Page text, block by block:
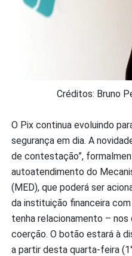
Créditos: Bruno
O Pix continua evoluindo
segurança em dia. A
de contestação”,
autoatendimento do
(MED), que poderá ser
da instituição financeira
tenha relacionamento –
coerção. O botão estará à
a partir desta quarta-feira